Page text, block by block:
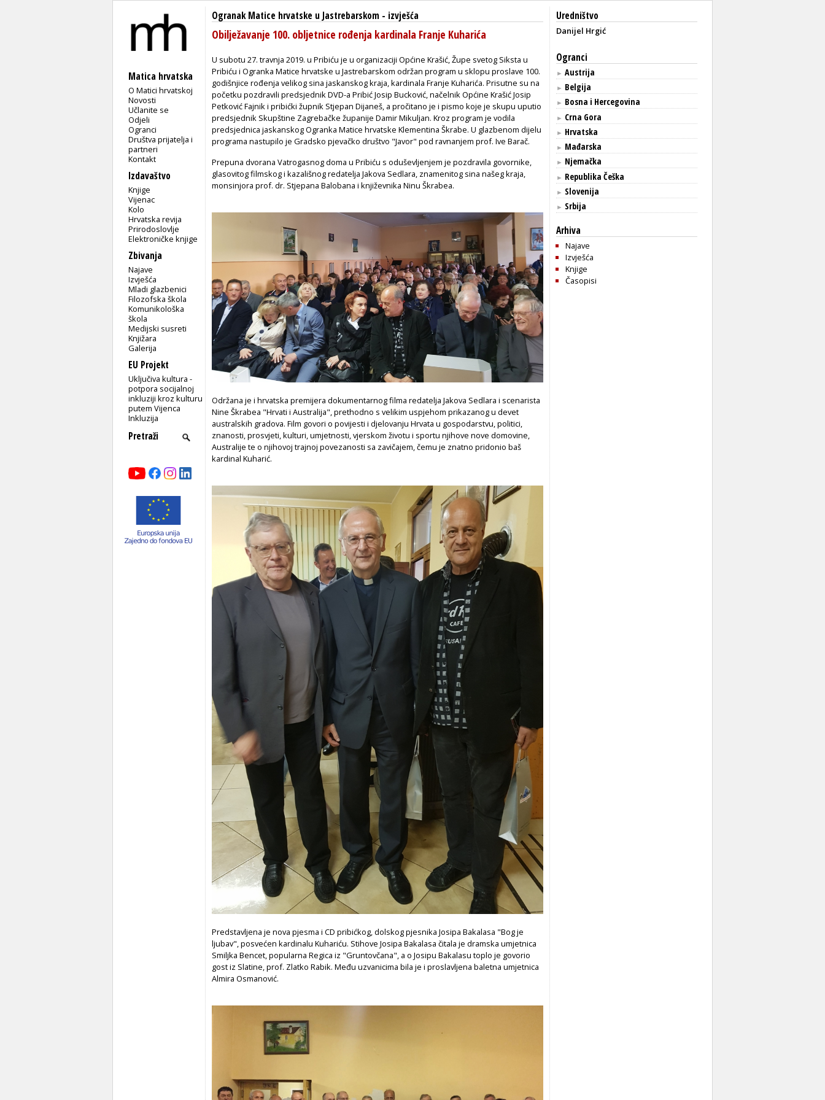
Matica hrvatska
O Matici hrvatskoj
Novosti
Učlanite se
Odjeli
Ogranci
Društva prijatelja i
partneri
Kontakt
Izdavaštvo
Knjige
Vijenac
Kolo
Hrvatska revija
Prirodoslovlje
Elektroničke knjige
Zbivanja
Najave
Izvješća
Mladi glazbenici
Filozofska škola
Komunikološka
škola
Medijski susreti
Knjižara
Galerija
EU Projekt
Uključiva kultura -
potpora socijalnoj
inkluziji kroz kulturu
putem Vijenca
Inkluzija
Ogranak Matice hrvatske u Jastrebarskom - izvješća
Obilježavanje 100. obljetnice rođenja kardinala Franje Kuharića
U subotu 27. travnja 2019. u Pribiću je u organizaciji Općine Krašić, Župe svetog Siksta u
Pribiću i Ogranka Matice hrvatske u Jastrebarskom održan program u sklopu proslave 100.
godišnjice rođenja velikog sina jaskanskog kraja, kardinala Franje Kuharića. Prisutne su na
početku pozdravili predsjednik DVD-a Pribić Josip Bucković, načelnik Općine Krašić Josip
Petković Fajnik i pribićki župnik Stjepan Dijaneš, a pročitano je i pismo koje je skupu uputio
predsjednik Skupštine Zagrebačke županije Damir Mikuljan. Kroz program je vodila
predsjednica jaskanskog Ogranka Matice hrvatske Klementina Škrabe. U glazbenom dijelu
programa nastupilo je Gradsko pjevačko društvo "Javor" pod ravnanjem prof. Ive Barač.
Prepuna dvorana Vatrogasnog doma u Pribiću s oduševljenjem je pozdravila govornike,
glasovitog filmskog i kazališnog redatelja Jakova Sedlara, znamenitog sina našeg kraja,
monsinjora prof. dr. Stjepana Balobana i književnika Ninu Škrabea.
Održana je i hrvatska premijera dokumentarnog filma redatelja Jakova Sedlara i scenarista
Nine Škrabea "Hrvati i Australija", prethodno s velikim uspjehom prikazanog u devet
australskih gradova. Film govori o povijesti i djelovanju Hrvata u gospodarstvu, politici,
znanosti, prosvjeti, kulturi, umjetnosti, vjerskom životu i sportu njihove nove domovine,
Australije te o njihovoj trajnoj povezanosti sa zavičajem, čemu je znatno pridonio baš
kardinal Kuharić.
Predstavljena je nova pjesma i CD pribićkog, dolskog pjesnika Josipa Bakalasa "Bog je
ljubav", posvećen kardinalu Kuhariću. Stihove Josipa Bakalasa čitala je dramska umjetnica
Smiljka Bencet, popularna Regica iz "Gruntovčana", a o Josipu Bakalasu toplo je govorio
gost iz Slatine, prof. Zlatko Rabik. Među uzvanicima bila je i proslavljena baletna umjetnica
Almira Osmanović.
Uredništvo
Danijel Hrgić
Ogranci
► Austrija
► Belgija
► Bosna i Hercegovina
► Crna Gora
► Hrvatska
► Mađarska
► Njemačka
► Republika Češka
► Slovenija
► Srbija
Arhiva
Najave
Izvješća
Knjige
Časopisi